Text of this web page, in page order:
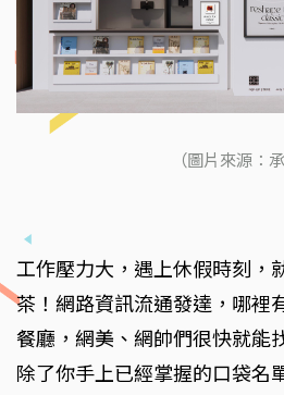
（圖片來源：承
工作壓力大，遇上休假時刻，
茶！網路資訊流通發達，哪裡
餐廳，網美、網帥們很快就能
除了你手上已經掌握的口袋名